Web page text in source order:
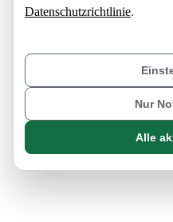
Datenschutzrichtlinie.
Nur
Alle